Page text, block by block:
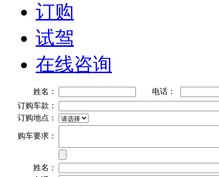
订购
试驾
在线咨询
姓名：
电话：
订购车款：
订购地点：
购车要求：
姓名：